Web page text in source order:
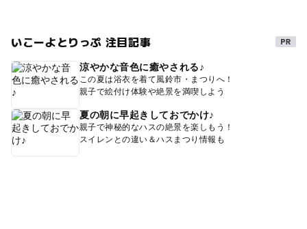
いこーよとりっぷ 注目記事
涼やかな音色に癒やされる♪
この夏は浴衣を着て風鈴市・まつりへ！
親子で絵付け体験や絶景を満喫しよう
夏の朝に早起きしておでかけ♪
親子で神秘的なハスの絶景を楽しもう！
スイレンとの違い＆ハスまつり情報も